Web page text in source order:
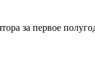
за первое